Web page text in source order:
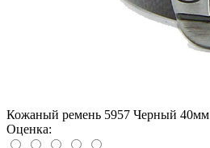
Кожаный ремень 5957 Черный 40мм
Оценка: